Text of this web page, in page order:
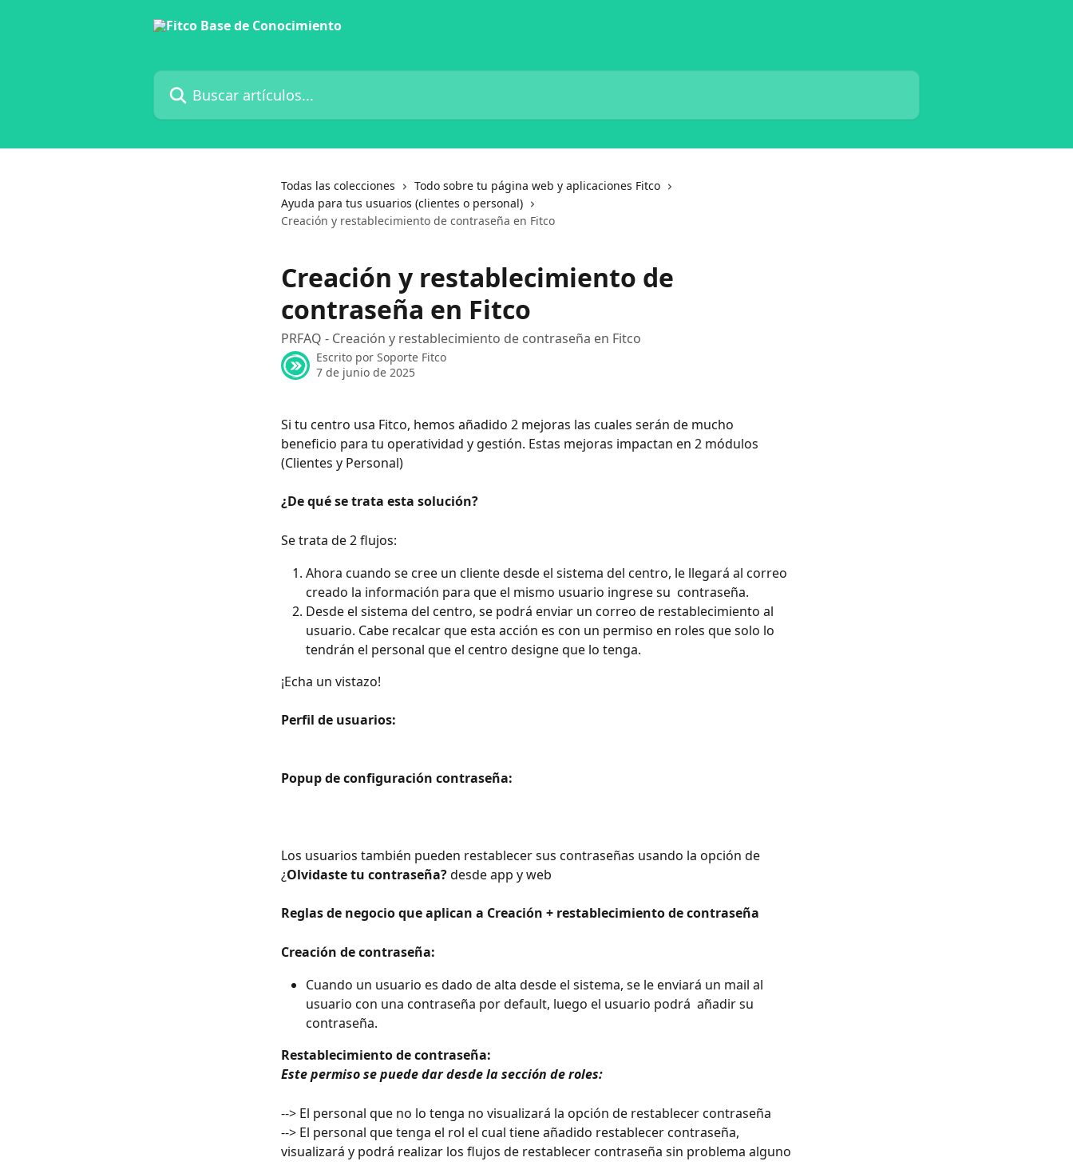
Buscar artículos...
Todas las colecciones
Todo sobre tu página web y aplicaciones Fitco
Ayuda para tus usuarios (clientes o personal)
Creación y restablecimiento de contraseña en Fitco
Creación y restablecimiento de
contraseña en Fitco
PRFAQ - Creación y restablecimiento de contraseña en Fitco
Escrito por Soporte Fitco
7 de junio de 2025
Si tu centro usa Fitco, hemos añadido 2 mejoras las cuales serán de mucho
beneficio para tu operatividad y gestión. Estas mejoras impactan en 2 módulos
(Clientes y Personal)
¿De qué se trata esta solución?
Se trata de 2 flujos:
Ahora cuando se cree un cliente desde el sistema del centro, le llegará al correo
creado la información para que el mismo usuario ingrese su  contraseña.
Desde el sistema del centro, se podrá enviar un correo de restablecimiento al
usuario. Cabe recalcar que esta acción es con un permiso en roles que solo lo
tendrán el personal que el centro designe que lo tenga.
¡Echa un vistazo!
Perfil de usuarios:
Popup de configuración contraseña:
Los usuarios también pueden restablecer sus contraseñas usando la opción de
¿Olvidaste tu contraseña? desde app y web
Reglas de negocio que aplican a Creación + restablecimiento de contraseña
Creación de contraseña:
Cuando un usuario es dado de alta desde el sistema, se le enviará un mail al
usuario con una contraseña por default, luego el usuario podrá  añadir su
contraseña.
Restablecimiento de contraseña:
Este permiso se puede dar desde la sección de roles:
--> El personal que no lo tenga no visualizará la opción de restablecer contraseña
--> El personal que tenga el rol el cual tiene añadido restablecer contraseña,
visualizará y podrá realizar los flujos de restablecer contraseña sin problema alguno